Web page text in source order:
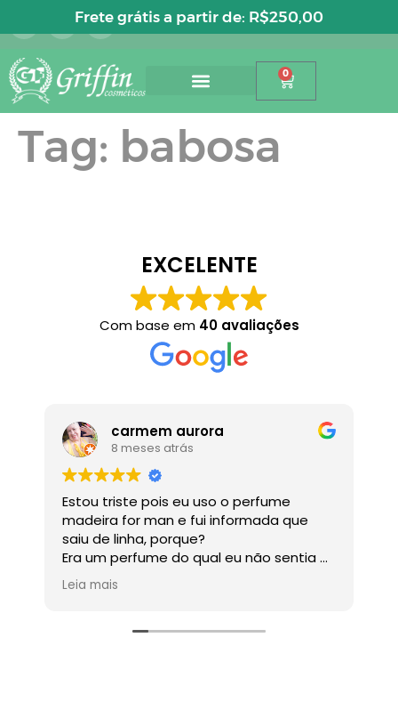
Entre ou cadastre-se
0
Tag: babosa
EXCELENTE
Com base em 40 avaliações
carmem aurora
8 meses atrás
Estou triste pois eu uso o perfume
madeira for man e fui informada que
saiu de linha, porque?
Era um perfume do qual eu não sentia o
cheiro , mas onde eu passava as
pessoas adoravam.
Leia mais
Frete grátis a partir de: R$250,00